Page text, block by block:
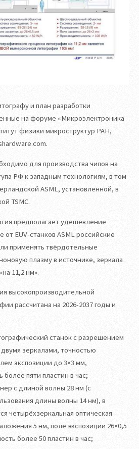
и план разработки
на форуме «Микроэлектроника
физики микроструктур РАН,
для производства чипов на
РФ к западным технологиям, в том
ASML, установленной, в
TSMC.
предполагает удешевление
от EUV-станков ASML российские
применять твёрдотельные
плазму в источнике, зеркала
11,2 нм».
высокопроизводительной
рассчитана на 2026-2037 годы и
станок с разрешением
зеркалами, точностью
экспозиции до 3×3 мм,
более пяти пластин в час;
с длиной волны 28 нм (с
длины волны 14 нм), в
четырёхзеркальная оптическая
5 нм, поле экспозиции 26×0,5
более 50 пластин в час;